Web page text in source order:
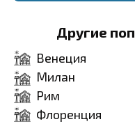
Другие
Венеция
Милан
Рим
Флоренция
в этом
районе